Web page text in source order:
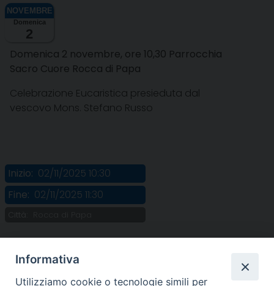
Domenica
2
Domenica 2 novembre, ore 10,30 Parrocchia
Sacro Cuore Rocca di Papa
Celebrazione Eucaristica presieduta dal
vescovo Mons. Stefano Russo
Inizio: 02/11/2025 10:30
Fine: 02/11/2025 11:30
Informativa
Utilizziamo cookie o tecnologie simili per